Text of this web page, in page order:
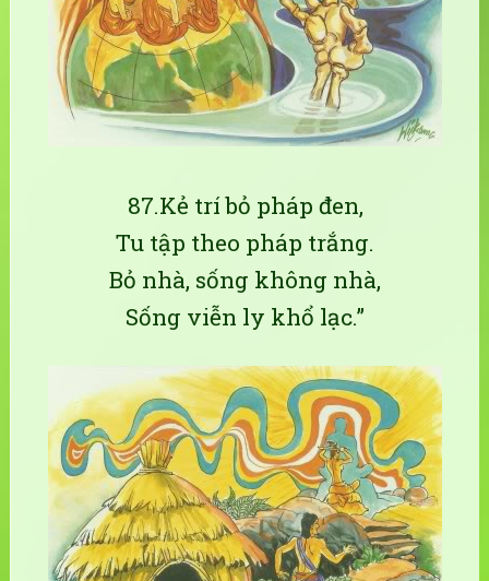
87.Kẻ trí bỏ pháp đen,
Tu tập theo pháp trắng.
Bỏ nhà, sống không nhà,
Sống viễn ly khổ lạc.”